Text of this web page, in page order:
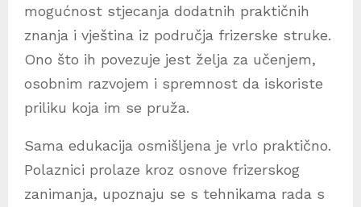
mogućnost stjecanja dodatnih praktičnih
znanja i vještina iz područja frizerske struke.
Ono što ih povezuje jest želja za učenjem,
osobnim razvojem i spremnost da iskoriste
priliku koja im se pruža.
Sama edukacija osmišljena je vrlo praktično.
Polaznici prolaze kroz osnove frizerskog
zanimanja, upoznaju se s tehnikama rada s